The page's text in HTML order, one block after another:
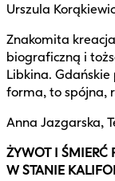
Urszula
Znakomita
biograficzną i
Libkina. Gdańskie
forma, to spójna,
Anna Jazgarska,
ŻYWOT I ŚMIERĆ
W STANIE